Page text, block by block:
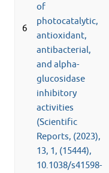
6
of
photocatalytic,
antioxidant,
antibacterial,
and alpha-
glucosidase
inhibitory
activities
(Scientific
Reports, (2023),
13, 1, (15444),
10.1038/s41598-